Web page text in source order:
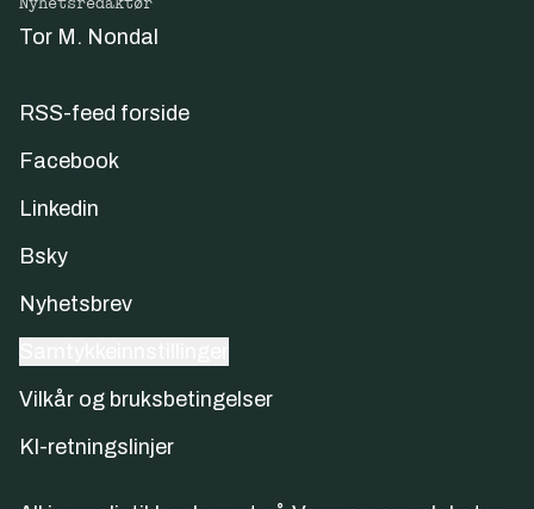
Tor M. Nondal
RSS-feed forside
Facebook
Linkedin
Bsky
Nyhetsbrev
Vilkår og bruksbetingelser
KI-retningslinjer